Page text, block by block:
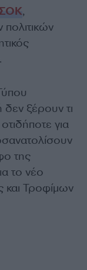
,
ξέρουν τι
για
της
το νέο
και Τροφίμων